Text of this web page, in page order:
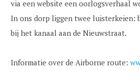
via een website een oorlogsverhaal
In ons dorp liggen twee luisterkeien:
bij het kanaal aan de Nieuwstraat.
Informatie over de Airborne route: